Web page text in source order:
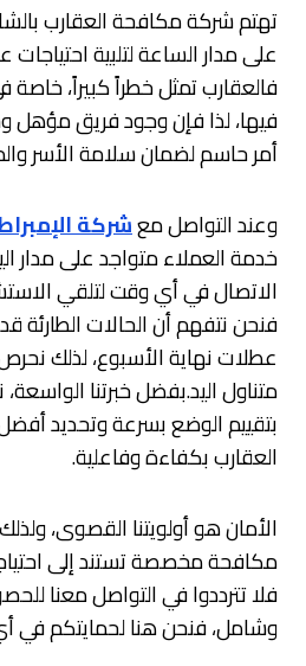
تهتم شركة مكافحة العقارب
على مدار الساعة لتلبية
فالعقارب تمثل خطراً كبيراً، خاصة
فيها، لذا فإن وجود فريق مؤهل
أمر حاسم لضمان سلامة الأسر
وعند التواصل معشركة
خدمة العملاء متواجد على مدار
الاتصال في أي وقت لتلقي
فنحن نتفهم أن الحالات الطارئة
عطلات نهاية الأسبوع، لذلك
متناول اليد.بفضل خبرتنا
بتقييم الوضع بسرعة وتحديد
العقارب بكفاءة وفاعلية.
الأمان هو أولويتنا القصوى،
مكافحة مخصصة تستند إلى
فلا تترددوا في التواصل معنا
وشامل، فنحن هنا لحمايتكم في